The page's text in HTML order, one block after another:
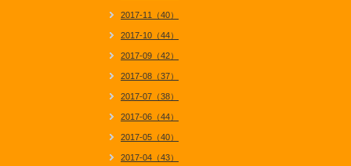
2017-11（40）
2017-10（44）
2017-09（42）
2017-08（37）
2017-07（38）
2017-06（44）
2017-05（40）
2017-04（43）